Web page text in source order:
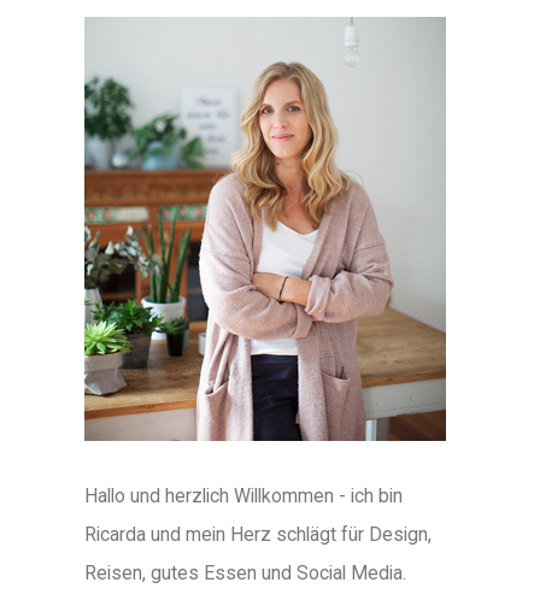
Hallo und herzlich Willkommen - ich bin
Ricarda und mein Herz schlägt für Design,
Reisen, gutes Essen und Social Media.